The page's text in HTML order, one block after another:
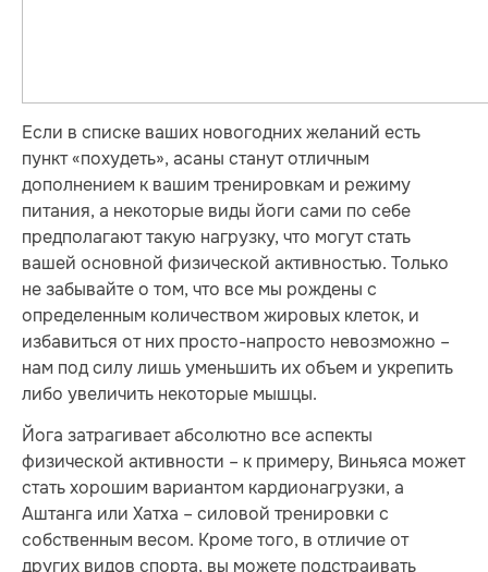
Если в списке ваших новогодних желаний есть
пункт «похудеть», асаны станут отличным
дополнением к вашим тренировкам и режиму
питания, а некоторые виды йоги сами по себе
предполагают такую нагрузку, что могут стать
вашей основной физической активностью. Только
не забывайте о том, что все мы рождены с
определенным количеством жировых клеток, и
избавиться от них просто-напросто невозможно –
нам под силу лишь уменьшить их объем и укрепить
либо увеличить некоторые мышцы.
Йога затрагивает абсолютно все аспекты
физической активности – к примеру, Виньяса может
стать хорошим вариантом кардионагрузки, а
Аштанга или Хатха – силовой тренировки с
собственным весом. Кроме того, в отличие от
других видов спорта, вы можете подстраивать